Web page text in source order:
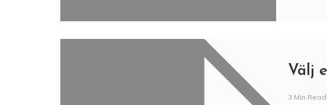
Välj
3 Min